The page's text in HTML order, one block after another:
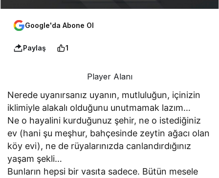
Google'da Abone Ol
Paylaş 1
Player Alanı
Nerede uyanırsanız uyanın, mutluluğun, içinizin
iklimiyle alakalı olduğunu unutmamak lazım…
Ne o hayalini kurduğunuz şehir, ne o istediğiniz
ev (hani şu meşhur, bahçesinde zeytin ağacı olan
köy evi), ne de rüyalarınızda canlandırdığınız
yaşam şekli…
Bunların hepsi bir vasıta sadece. Bütün mesele